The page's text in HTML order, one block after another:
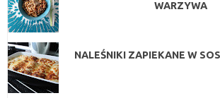
WARZYWA
NALEŚNIKI ZAPIEKANE W